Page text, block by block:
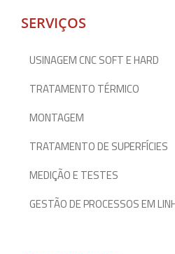
SERVIÇOS
USINAGEM CNC SOFT E HARD
TRATAMENTO TÉRMICO
MONTAGEM
TRATAMENTO DE SUPERFÍCIES
MEDIÇÃO E TESTES
GESTÃO DE PROCESSOS EM